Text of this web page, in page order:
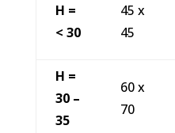
H =
< 30
45 x
45
H =
30 –
35
60 x
70